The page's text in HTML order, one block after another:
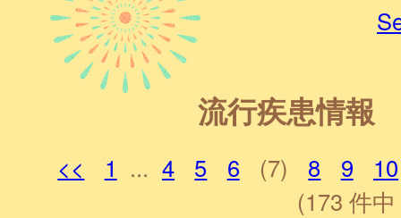
流行疾患情報
<< 1 ... 4 5 6 (7) 8 9
10
(173 件